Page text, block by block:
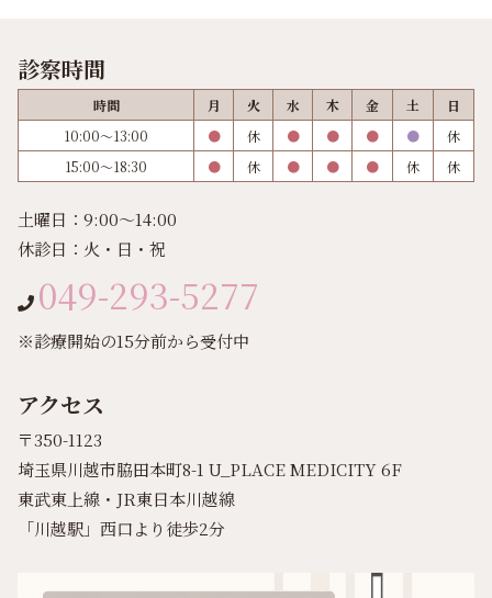
診察時間
時間 月 火 水 木 金 土
日
10:00～13:00
● 休 ● ● ● ●
休
15:00～18:30
● 休 ● ● ● 休 休
土曜日：9:00～14:00
休診日：火・日・祝
049-293-5277
※診療開始の15分前から受付中
アクセス
〒350-1123
埼玉県川越市脇田本町8-1 U_PLACE MEDICITY 6F
東武東上線・JR東日本川越線
「川越駅」西口より徒歩2分